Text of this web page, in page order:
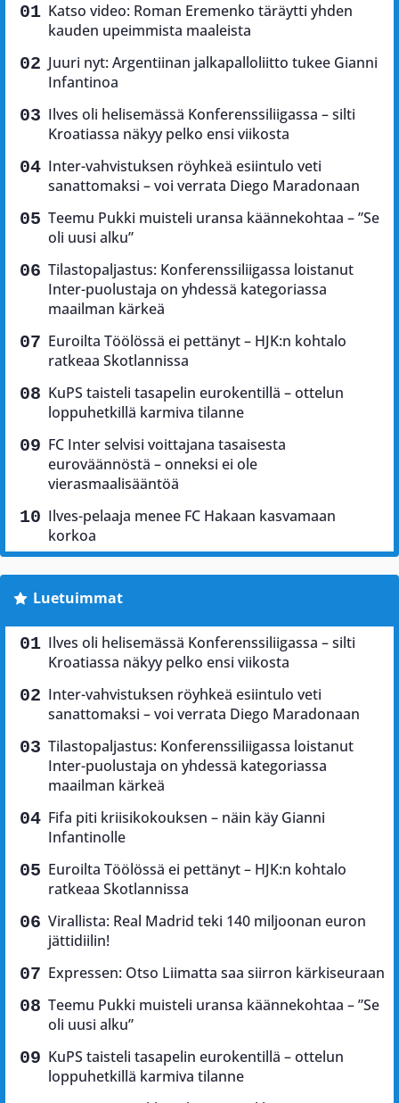
Katso video: Roman Eremenko täräytti yhden
kauden upeimmista maaleista
Juuri nyt: Argentiinan jalkapalloliitto tukee Gianni
Infantinoa
Ilves oli helisemässä Konferenssiliigassa – silti
Kroatiassa näkyy pelko ensi viikosta
Inter-vahvistuksen röyhkeä esiintulo veti
sanattomaksi – voi verrata Diego Maradonaan
Teemu Pukki muisteli uransa käännekohtaa – ”Se
oli uusi alku”
Tilastopaljastus: Konferenssiliigassa loistanut
Inter-puolustaja on yhdessä kategoriassa
maailman kärkeä
Euroilta Töölössä ei pettänyt – HJK:n kohtalo
ratkeaa Skotlannissa
KuPS taisteli tasapelin eurokentillä – ottelun
loppuhetkillä karmiva tilanne
FC Inter selvisi voittajana tasaisesta
euroväännöstä – onneksi ei ole
vierasmaalisääntöä
Ilves-pelaaja menee FC Hakaan kasvamaan
korkoa
Luetuimmat
Ilves oli helisemässä Konferenssiliigassa – silti
Kroatiassa näkyy pelko ensi viikosta
Inter-vahvistuksen röyhkeä esiintulo veti
sanattomaksi – voi verrata Diego Maradonaan
Tilastopaljastus: Konferenssiliigassa loistanut
Inter-puolustaja on yhdessä kategoriassa
maailman kärkeä
Fifa piti kriisikokouksen – näin käy Gianni
Infantinolle
Euroilta Töölössä ei pettänyt – HJK:n kohtalo
ratkeaa Skotlannissa
Virallista: Real Madrid teki 140 miljoonan euron
jättidiilin!
Expressen: Otso Liimatta saa siirron kärkiseuraan
Teemu Pukki muisteli uransa käännekohtaa – ”Se
oli uusi alku”
KuPS taisteli tasapelin eurokentillä – ottelun
loppuhetkillä karmiva tilanne